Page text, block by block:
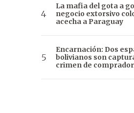
La mafia del gota a
negocio extorsivo
acecha a Paraguay
Encarnación: Dos
bolivianos son
crimen de